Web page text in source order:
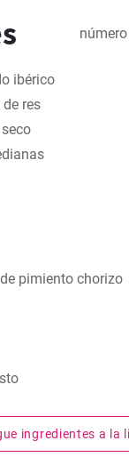
ibérico
res
pimiento chorizo
ingredientes a la